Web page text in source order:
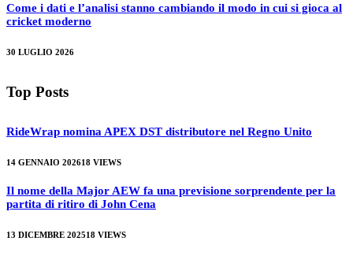
Come i dati e l’analisi stanno cambiando il modo in cui si gioca al
cricket moderno
30 LUGLIO 2026
Top Posts
RideWrap nomina APEX DST distributore nel Regno Unito
14 GENNAIO 202618 VIEWS
Il nome della Major AEW fa una previsione sorprendente per la
partita di ritiro di John Cena
13 DICEMBRE 202518 VIEWS